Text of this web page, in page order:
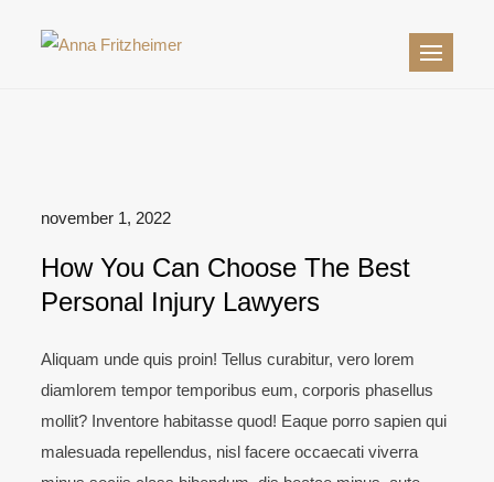
november 1, 2022
How You Can Choose The Best
Personal Injury Lawyers
Aliquam unde quis proin! Tellus curabitur, vero lorem
diamlorem tempor temporibus eum, corporis phasellus
mollit? Inventore habitasse quod! Eaque porro sapien qui
malesuada repellendus, nisl facere occaecati viverra